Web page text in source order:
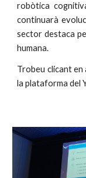
robòtica
continuarà
sector destaca
humana.
Trobeu clicant
la plataforma del